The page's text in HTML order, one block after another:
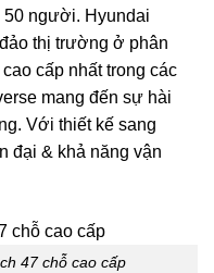
người. Hyundai
thị trường ở phân
cấp nhất trong các
mang đến sự hài
Với thiết kế sang
đại & khả năng vận
47 chỗ cao cấp